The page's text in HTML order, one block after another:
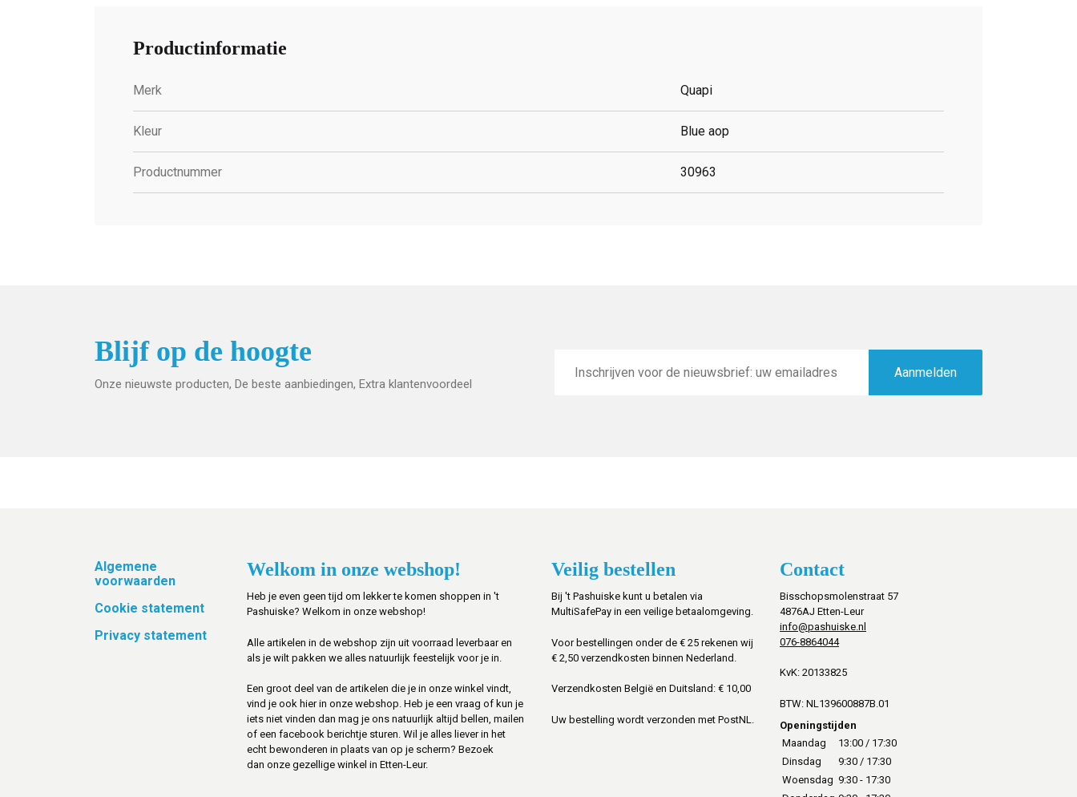
Productinformatie
Merk Quapi
Kleur Blue aop
Productnummer 30963
Blijf op de hoogte
Onze nieuwste producten, De beste aanbiedingen, Extra klantenvoordeel
mailadres
Aanmelden
Footer
Algemene
voorwaarden
Cookie statement
Privacy statement
Welkom in onze webshop!
Heb je even geen tijd om lekker te komen shoppen in 't
Pashuiske? Welkom in onze webshop!
Alle artikelen in de webshop zijn uit voorraad leverbaar en
als je wilt pakken we alles natuurlijk feestelijk voor je in.
Een groot deel van de artikelen die je in onze winkel vindt,
vind je ook hier in onze webshop. Heb je een vraag of kun je
iets niet vinden dan mag je ons natuurlijk altijd bellen, mailen
of een facebook berichtje sturen. Wil je alles liever in het
echt bewonderen in plaats van op je scherm? Bezoek
dan onze gezellige winkel in Etten-Leur.
Veilig bestellen
Bij 't Pashuiske kunt u betalen via
MultiSafePay in een veilige betaalomgeving.
Voor bestellingen onder de € 25 rekenen wij
€ 2,50 verzendkosten binnen Nederland.
Verzendkosten België en Duitsland: € 10,00
Uw bestelling wordt verzonden met PostNL.
Contact
Bisschopsmolenstraat 57
4876AJ Etten-Leur
info@pashuiske.nl
076-8864044
KvK: 20133825
BTW: NL139600887B.01
Openingstijden
Maandag
13:00 / 17:30
Dinsdag
9:30 / 17:30
Woensdag 9:30 - 17:30